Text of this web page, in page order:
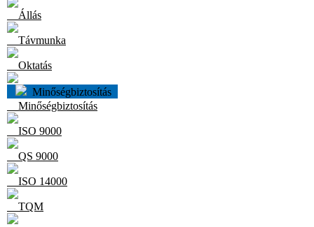
Állás
Távmunka
Oktatás
Minőségbiztosítás
Minőségbiztosítás
ISO 9000
QS 9000
ISO 14000
TQM